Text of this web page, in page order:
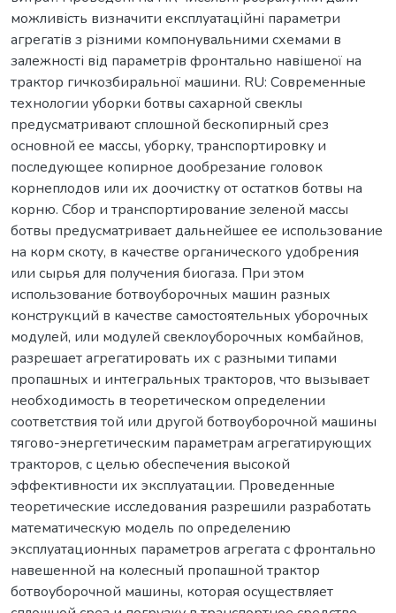
можливість визначити експлуатаційні параметри
агрегатів з різними компонувальними схемами в
залежності від параметрів фронтально навішеної на
трактор гичкозбиральної машини. RU: Современные
технологии уборки ботвы сахарной свеклы
предусматривают сплошной бескопирный срез
основной ее массы, уборку, транспортировку и
последующее копирное дообрезание головок
корнеплодов или их доочистку от остатков ботвы на
корню. Сбор и транспортирование зеленой массы
ботвы предусматривает дальнейшее ее использование
на корм скоту, в качестве органического удобрения
или сырья для получения биогаза. При этом
использование ботвоуборочных машин разных
конструкций в качестве самостоятельных уборочных
модулей, или модулей свеклоуборочных комбайнов,
разрешает агрегатировать их с разными типами
пропашных и интегральных тракторов, что вызывает
необходимость в теоретическом определении
соответствия той или другой ботвоуборочной машины
тягово-энергетическим параметрам агрегатирующих
тракторов, с целью обеспечения высокой
эффективности их эксплуатации. Проведенные
теоретические исследования разрешили разработать
математическую модель по определению
эксплуатационных параметров агрегата с фронтально
навешенной на колесный пропашной трактор
ботвоуборочной машины, которая осуществляет